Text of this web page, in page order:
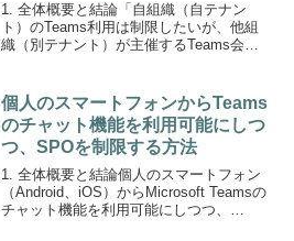
1. 全体概要と結論「自組織（自テナン
ト）のTeams利用は制限したいが、他組
織（別テナント）が主催するTeams会議
実現するか調査した。ライセンス設定に
よ...
個人のスマートフォンからTeams
のチャット機能を利用可能にしつ
つ、SPOを制限する方法
1. 全体概要と結論個人のスマートフォン
（Android、iOS）からMicrosoft Teamsの
チャット機能を利用可能にしつつ、